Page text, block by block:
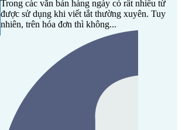
Trong các văn bản hàng ngày có rất nhiều từ
được sử dụng khi viết tắt thường xuyên. Tuy
nhiên, trên hóa đơn thì không...